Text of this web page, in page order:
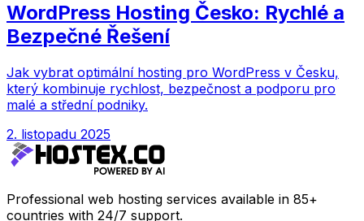
WordPress Hosting Česko: Rychlé a
Bezpečné Řešení
Jak vybrat optimální hosting pro WordPress v Česku,
který kombinuje rychlost, bezpečnost a podporu pro
malé a střední podniky.
2. listopadu 2025
Professional web hosting services available in 85+
countries with 24/7 support.